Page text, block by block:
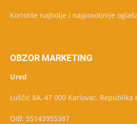
Koristite najbolje i najpovoljnije
OBZOR MARKETING
Ured
Luščić 8A, 47 000 Karlovac, Republika
OIB: 55143955387